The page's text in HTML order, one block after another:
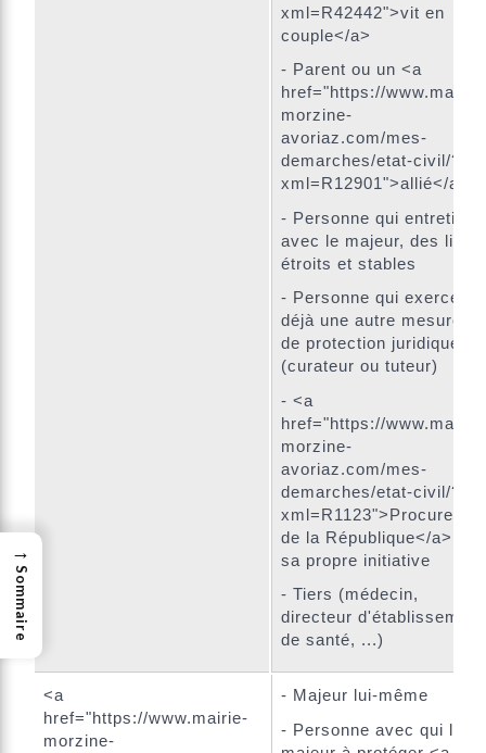
xml=R42442">vit en
couple</a>
- Parent ou un <a
href="https://www.mairie-
morzine-
avoriaz.com/mes-
demarches/etat-civil/?
xml=R12901">allié</a>
- Personne qui entretient,
avec le majeur, des liens
étroits et stables
- Personne qui exerce
déjà une autre mesure
de protection juridique
(curateur ou tuteur)
- <a
href="https://www.mairie-
morzine-
avoriaz.com/mes-
demarches/etat-civil/?
xml=R1123">Procureur
de la République</a>, de
sa propre initiative
- Tiers (médecin,
directeur d'établissement
de santé, ...)
<a
href="https://www.mairie-
morzine-
- Majeur lui-même
- Personne avec qui le
→
Sommaire